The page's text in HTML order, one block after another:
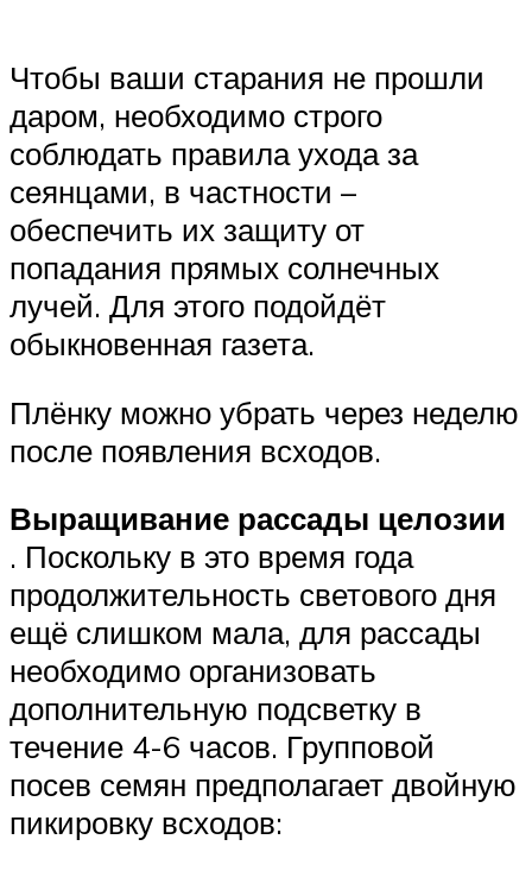
Чтобы ваши старания не прошли
даром, необходимо строго
соблюдать правила ухода за
сеянцами, в частности –
обеспечить их защиту от
попадания прямых солнечных
лучей. Для этого подойдёт
обыкновенная газета.
Плёнку можно убрать через неделю
после появления всходов.
Выращивание рассады целозии
. Поскольку в это время года
продолжительность светового дня
ещё слишком мала, для рассады
необходимо организовать
дополнительную подсветку в
течение 4-6 часов. Групповой
посев семян предполагает двойную
пикировку всходов: